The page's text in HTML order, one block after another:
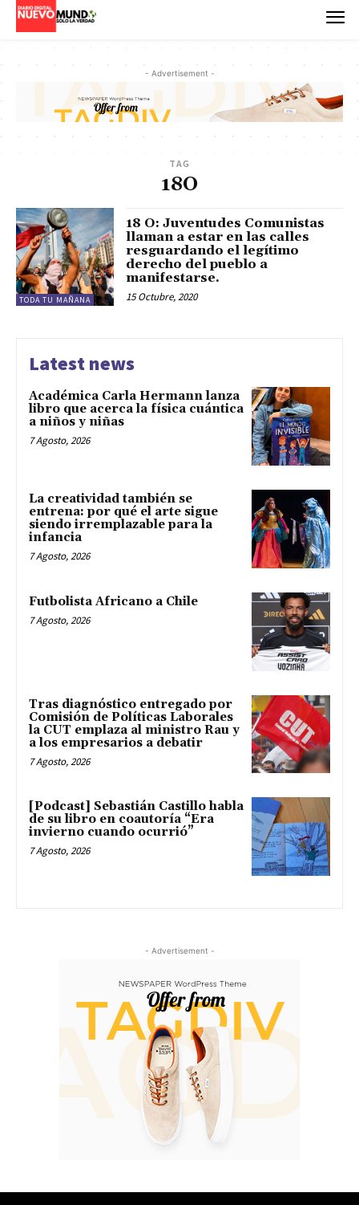
- Advertisement -
TAG
18O
TODA TU MAÑANA
18 O: Juventudes Comunistas
llaman a estar en las calles
resguardando el legítimo
derecho del pueblo a
manifestarse.
15 Octubre, 2020
Latest news
Académica Carla Hermann lanza
libro que acerca la física cuántica
a niños y niñas
7 Agosto, 2026
La creatividad también se
entrena: por qué el arte sigue
siendo irremplazable para la
infancia
7 Agosto, 2026
Futbolista Africano a Chile
7 Agosto, 2026
Tras diagnóstico entregado por
Comisión de Políticas Laborales
la CUT emplaza al ministro Rau y
a los empresarios a debatir
7 Agosto, 2026
[Podcast] Sebastián Castillo habla
de su libro en coautoría “Era
invierno cuando ocurrió”
7 Agosto, 2026
- Advertisement -